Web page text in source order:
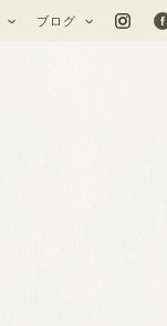
ブログ